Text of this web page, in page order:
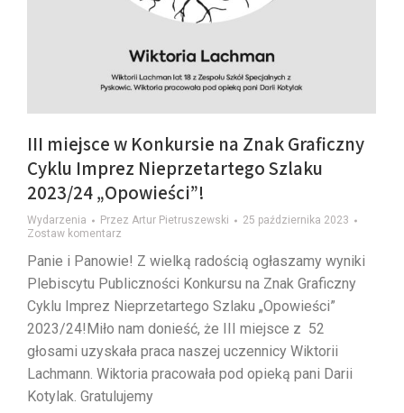
III miejsce w Konkursie na Znak Graficzny
Cyklu Imprez Nieprzetartego Szlaku
2023/24 „Opowieści”!
Wydarzenia Przez Artur Pietruszewski
25 października 2023
Zostaw komentarz
Panie i Panowie! Z wielką radością ogłaszamy wyniki
Plebiscytu Publiczności Konkursu na Znak Graficzny
Cyklu Imprez Nieprzetartego Szlaku „Opowieści”
2023/24!Miło nam donieść, że III miejsce z 52
głosami uzyskała praca naszej uczennicy Wiktorii
Lachmann. Wiktoria pracowała pod opieką pani Darii
Kotylak. Gratulujemy